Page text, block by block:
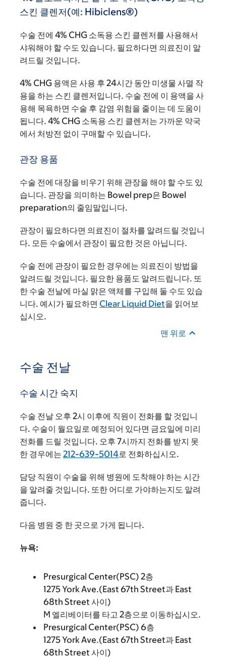
스킨 클렌저(예: Hibiclens®)
수술 전에 4% CHG 소독용 스킨 클렌저를 사용해서
샤워해야 할 수도 있습니다. 필요하다면 의료진이 알
려드릴 것입니다.
4% CHG 용액은 사용 후 24시간 동안 미생물 사멸 작
용을 하는 스킨 클렌저입니다. 수술 전에 이 용액을 사
용해 목욕하면 수술 후 감염 위험을 줄이는 데 도움이
됩니다. 4% CHG 소독용 스킨 클렌저는 가까운 약국
에서 처방전 없이 구매할 수 있습니다.
관장 용품
수술 전에 대장을 비우기 위해 관장을 해야 할 수도 있
습니다. 관장을 의미하는 Bowel prep은 Bowel
preparation의 줄임말입니다.
관장이 필요하다면 의료진이 절차를 알려드릴 것입니
다. 모든 수술에서 관장이 필요한 것은 아닙니다.
수술 전에 관장이 필요한 경우에는 의료진이 방법을
알려드릴 것입니다. 필요한 용품도 알려드립니다. 또
한 수술 전날에 마실 맑은 액체를 구입해 둘 수도 있습
니다. 예시가 필요하면 Clear Liquid Diet을 읽어보
십시오.
맨 위로
수술 전날
수술 시간 숙지
수술 전날 오후 2시 이후에 직원이 전화를 할 것입니
다. 수술이 월요일로 예정되어 있다면 금요일에 미리
전화를 드릴 것입니다. 오후 7시까지 전화를 받지 못
한 경우에는 212-639-5014로 전화하십시오.
담당 직원이 수술을 위해 병원에 도착해야 하는 시간
을 알려줄 것입니다. 또한 어디로 가야하는지도 알려
줍니다.
다음 병원 중 한 곳으로 가게 됩니다.
뉴욕:
Presurgical Center(PSC) 2층
1275 York Ave.(East 67th Street과 East
68th Street 사이)
M 엘리베이터를 타고 2층으로 이동하십시오.
Presurgical Center(PSC) 6층
1275 York Ave.(East 67th Street과 East
68th Street 사이)